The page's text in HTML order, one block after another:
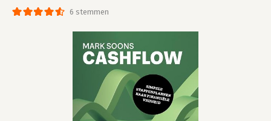
6 stemmen